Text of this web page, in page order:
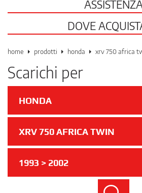
DOVE
home prodotti honda xrv 750 africa
Scarichi per
HONDA
XRV 750 AFRICA TWIN
1993 > 2002